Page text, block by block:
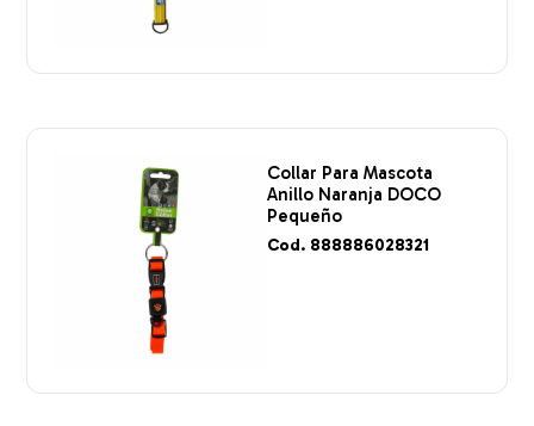
Collar Para Mascota
Anillo Naranja DOCO
Pequeño
Cod. 888886028321